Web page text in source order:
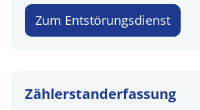
Zum Entstörungsdienst
Zählerstand­erfassung